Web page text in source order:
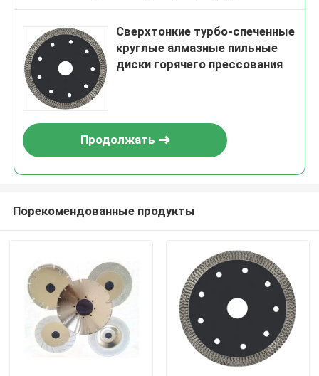
Сверхтонкие турбо-спеченные
круглые алмазные пильные
диски горячего прессования
Продолжать
Порекомендованные продукты